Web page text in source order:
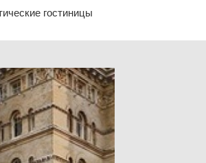
гостиницы